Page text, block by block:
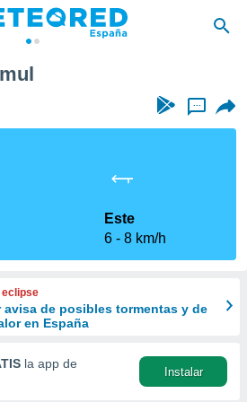
...
Este
6
8 km/h
eclipse
avisa de posibles tormentas y de
en España
la app de
Instalar